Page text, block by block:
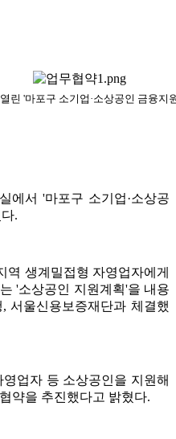
린 '마포구 소기업·소상공인 금융지
에서 '마포구 소기업·소상공
.
역 생계밀접형 자영업자에게
'소상공인 지원계획'을 내용
서울신용보증재단과 체결했
업자 등 소상공인을 지원해
약을 추진했다고 밝혔다.